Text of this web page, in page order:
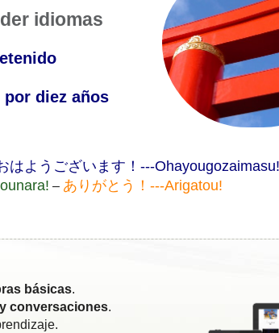
idiomas
diez años
はようございます！---Ohayougozaimasu!
– ありがとう！---Arigatou!
básicas.
conversaciones.